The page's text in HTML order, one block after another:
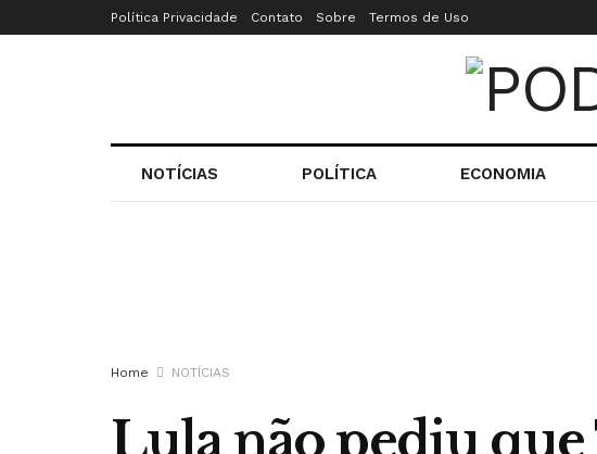
Política Privacidade Contato Sobre Termos de Uso
NOTÍCIAS POLÍTICA ECONOMIA
Home NOTÍCIAS
Lula não pediu